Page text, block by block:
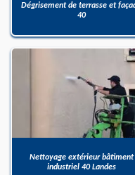
Dégrisement de terrasse et
40
Nettoyage extérieur bâtiment
industriel 40 Landes